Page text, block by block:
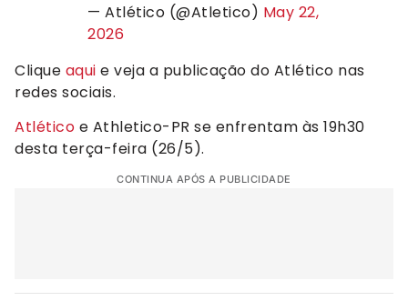
— Atlético (@Atletico) May 22,
2026
Clique aqui e veja a publicação do Atlético nas
redes sociais.
Atlético e Athletico-PR se enfrentam às 19h30
desta terça-feira (26/5).
CONTINUA APÓS A PUBLICIDADE